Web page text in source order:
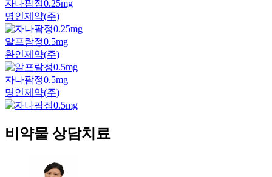
자나팜정0.25mg
명인제약(주)
알프람정0.5mg
환인제약(주)
자나팜정0.5mg
명인제약(주)
비약물 상담치료